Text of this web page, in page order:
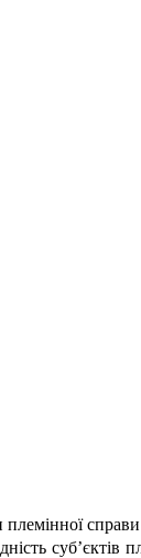
суб’єктів